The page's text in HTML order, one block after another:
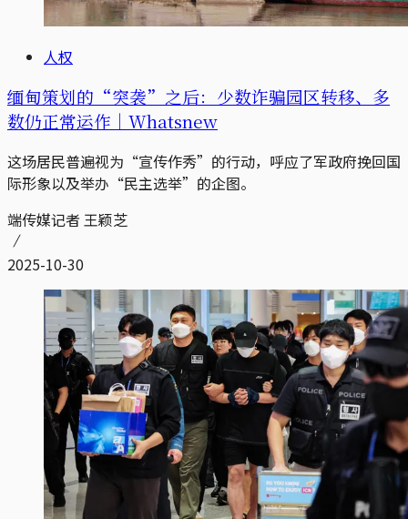
人权
缅甸策划的“突袭”之后：少数诈骗园区转移、多
数仍正常运作｜Whatsnew
这场居民普遍视为“宣传作秀”的行动，呼应了军政府挽回国
际形象以及举办“民主选举”的企图。
端传媒记者 王颖芝
2025-10-30